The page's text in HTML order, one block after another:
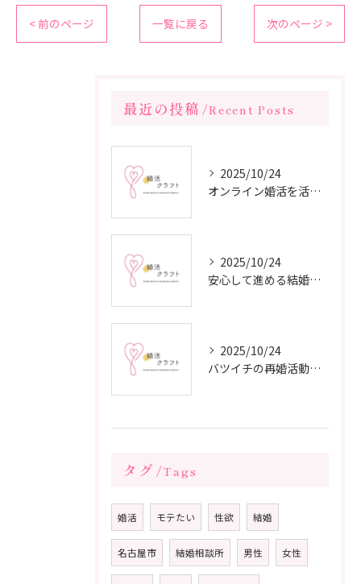
< 前のページ 一覧に戻る 次のページ >
最近の投稿 Recent Posts
2025/10/24
オンライン婚活を活用した短期間成婚の秘訣
2025/10/24
安心して進める結婚相談所の利用法
2025/10/24
バツイチの再婚活動に成功するための戦略
タグ Tags
婚活 モテたい 性欲 結婚
名古屋市 結婚相談所 男性 女性